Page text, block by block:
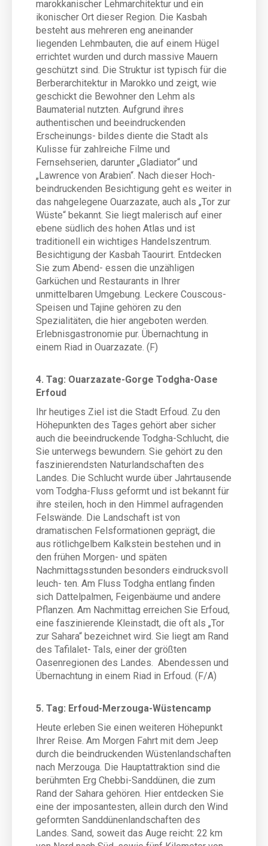
marokkanischer Lehmarchitektur und ein
ikonischer Ort dieser Region. Die Kasbah
besteht aus mehreren eng aneinander
liegenden Lehmbauten, die auf einem Hügel
errichtet wurden und durch massive Mauern
geschützt sind. Die Struktur ist typisch für die
Berberarchitektur in Marokko und zeigt, wie
geschickt die Bewohner den Lehm als
Baumaterial nutzten. Aufgrund ihres
authentischen und beeindruckenden
Erscheinungs- bildes diente die Stadt als
Kulisse für zahlreiche Filme und
Fernsehserien, darunter „Gladiator“ und
„Lawrence von Arabien“. Nach dieser Hoch-
beindruckenden Besichtigung geht es weiter in
das nahgelegene Ouarzazate, auch als „Tor zur
Wüste“ bekannt. Sie liegt malerisch auf einer
ebene südlich des hohen Atlas und ist
traditionell ein wichtiges Handelszentrum.
Besichtigung der Kasbah Taourirt. Entdecken
Sie zum Abend- essen die unzähligen
Garküchen und Restaurants in Ihrer
unmittelbaren Umgebung. Leckere Couscous-
Speisen und Tajine gehören zu den
Spezialitäten, die hier angeboten werden.
Erlebnisgastronomie pur. Übernachtung in
einem Riad in Ouarzazate. (F)
4. Tag: Ouarzazate-Gorge Todgha-Oase
Erfoud
Ihr heutiges Ziel ist die Stadt Erfoud. Zu den
Höhepunkten des Tages gehört aber sicher
auch die beeindruckende Todgha-Schlucht, die
Sie unterwegs bewundern. Sie gehört zu den
faszinierendsten Naturlandschaften des
Landes. Die Schlucht wurde über Jahrtausende
vom Todgha-Fluss geformt und ist bekannt für
ihre steilen, hoch in den Himmel aufragenden
Felswände. Die Landschaft ist von
dramatischen Felsformationen geprägt, die
aus rötlichgelbem Kalkstein bestehen und in
den frühen Morgen- und späten
Nachmittagsstunden besonders eindrucksvoll
leuch- ten. Am Fluss Todgha entlang finden
sich Dattelpalmen, Feigenbäume und andere
Pflanzen. Am Nachmittag erreichen Sie Erfoud,
eine faszinierende Kleinstadt, die oft als „Tor
zur Sahara“ bezeichnet wird. Sie liegt am Rand
des Tafilalet- Tals, einer der größten
Oasenregionen des Landes. Abendessen und
Übernachtung in einem Riad in Erfoud. (F/A)
5. Tag: Erfoud-Merzouga-Wüstencamp
Heute erleben Sie einen weiteren Höhepunkt
Ihrer Reise. Am Morgen Fahrt mit dem Jeep
durch die beindruckenden Wüstenlandschaften
nach Merzouga. Die Hauptattraktion sind die
berühmten Erg Chebbi-Sanddünen, die zum
Rand der Sahara gehören. Hier entdecken Sie
eine der imposantesten, allein durch den Wind
geformten Sanddünenlandschaften des
Landes. Sand, soweit das Auge reicht: 22 km